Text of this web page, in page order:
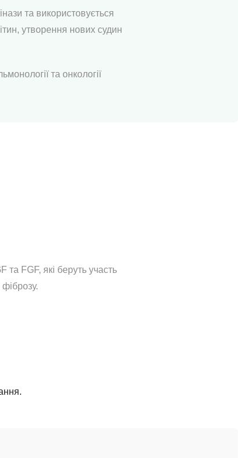
та використовується
утворення нових судин
та онкології
та FGF, які беруть участь